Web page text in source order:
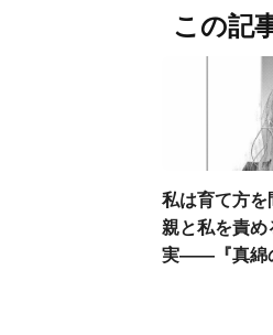
この記
私は育て方
親と私を責め
実――『真綿